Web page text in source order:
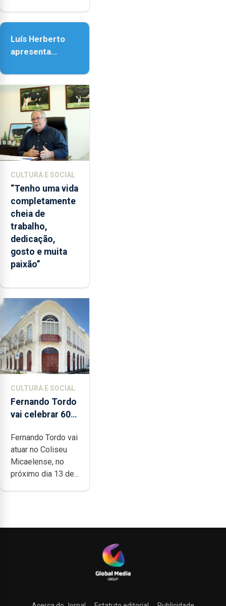
Nossa Senhora
Luís Herberto
apresenta
Paisagem’
CULTURA E SOCIAL
“Tenho uma vida
completamente
cheia de
trabalho,
dedicação,
gosto e muita
paixão”
CULTURA E SOCIAL
Fernando Tordo
vai celebrar 60
no Coliseu
Micaelense
Fernando Tordo vai
atuar no Coliseu
Micaelense, no
próximo dia 13 de...